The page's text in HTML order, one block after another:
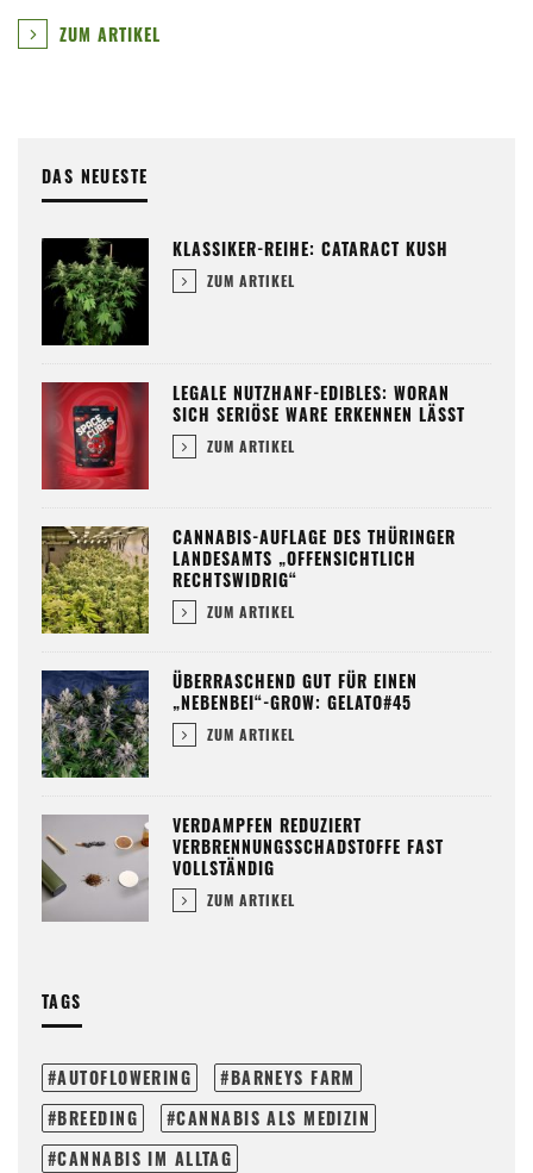
ZUM ARTIKEL
DAS NEUESTE
KLASSIKER-REIHE: CATARACT KUSH
ZUM ARTIKEL
LEGALE NUTZHANF-EDIBLES: WORAN
SICH SERIÖSE WARE ERKENNEN LÄSST
ZUM ARTIKEL
CANNABIS-AUFLAGE DES THÜRINGER
LANDESAMTS „OFFENSICHTLICH
RECHTSWIDRIG“
ZUM ARTIKEL
ÜBERRASCHEND GUT FÜR EINEN
„NEBENBEI“-GROW: GELATO#45
ZUM ARTIKEL
VERDAMPFEN REDUZIERT
VERBRENNUNGSSCHADSTOFFE FAST
VOLLSTÄNDIG
ZUM ARTIKEL
TAGS
AUTOFLOWERING
BARNEYS FARM
BREEDING
CANNABIS ALS MEDIZIN
CANNABIS IM ALLTAG